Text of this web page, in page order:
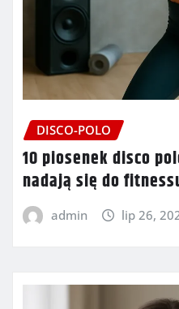
DISCO-POLO
10 piosenek disco
nadają się do
admin lip 26,